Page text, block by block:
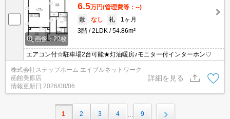
画像：22枚
6.5万円(管理費等：--)
敷
なし 礼
1ヶ月
3階
2LDK 54.86m²
エアコン付☆駐車場2台可能★灯油暖房♪モニター付インターホン♡
株式会社ステップホーム エイブルネットワーク
函館美原店
情報更新日 2026/08/06
詳細を見る
1 2 3 4 9